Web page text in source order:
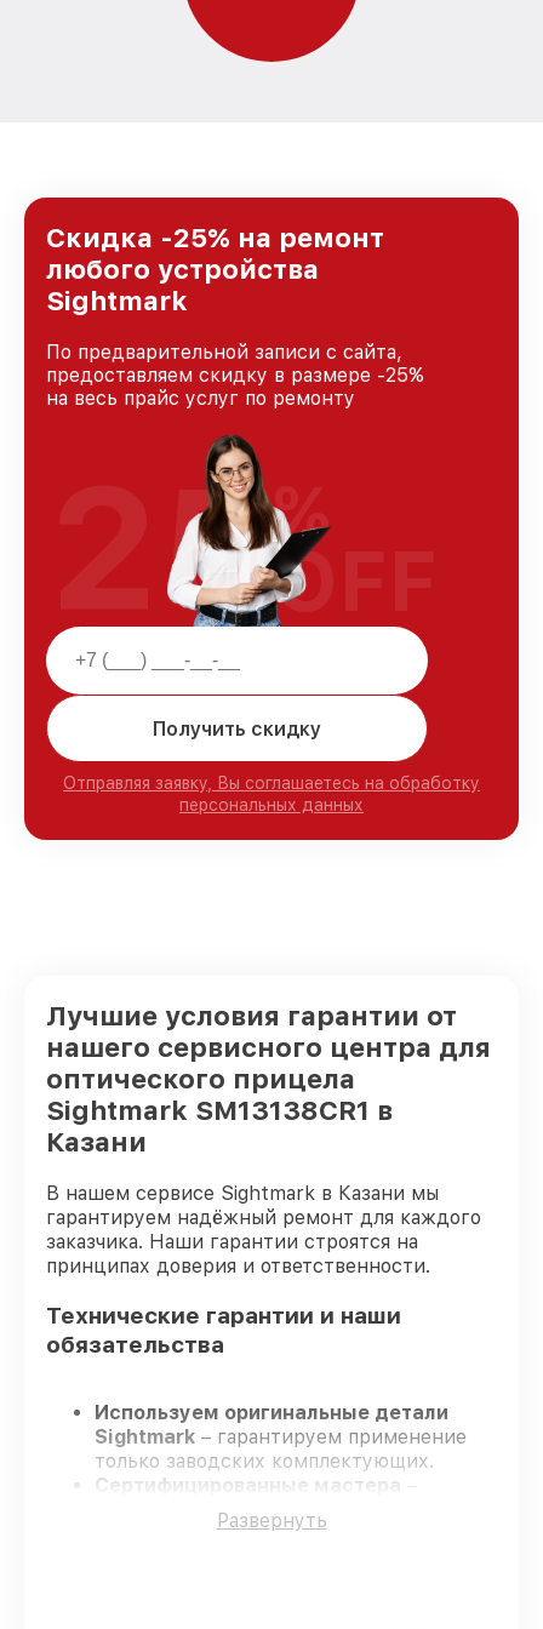
Скидка -25% на ремонт
любого устройства
Sightmark
По предварительной записи с сайта,
предоставляем скидку в размере -25%
на весь прайс услуг по ремонту
Получить скидку
Отправляя заявку, Вы соглашаетесь на обработку
персональных данных
25%
OFF
Лучшие условия гарантии от
нашего сервисного центра для
оптического прицела
Sightmark SM13138CR1 в
Казани
В нашем сервисе Sightmark в Казани мы
гарантируем надёжный ремонт для каждого
заказчика. Наши гарантии строятся на
принципах доверия и ответственности.
Технические гарантии и наши
обязательства
Используем оригинальные детали
Sightmark – гарантируем применение
только заводских комплектующих.
Сертифицированные мастера
проходят жёсткий контроль знаний и
навыков, что обеспечивает надёжную
Развернуть